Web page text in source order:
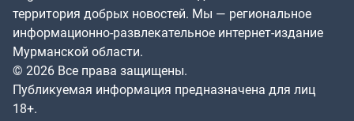
территория добрых новостей. Мы — региональное
информационно-развлекательное интернет-издание
Мурманской области.
© 2026 Все права защищены.
Публикуемая информация предназначена для лиц
18+.